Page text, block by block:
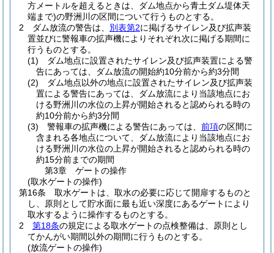
方メートルを超えるときは、ダム地点から青土ダム堤体天
端まで)の野洲川の区間について行うものとする。
2
ダム放流の警告は、 別表第2に掲げるサイレン及び拡声装
置並びに警報車の拡声機によりそれぞれ次に掲げる期間に
行うものとする。
(1)
ダム地点に設置されたサイレン及び拡声装置による警
告にあっては、ダム放流の開始約10分前から約3分間
(2)
ダム地点以外の地点に設置されたサイレン及び拡声装
置による警告にあっては、ダム放流により当該地点にお
ける野洲川の水位の上昇が開始されると認められる時の
約10分前から約3分間
(3)
警報車の拡声機による警告にあっては、 前項の区間に
含まれる各地点について、ダム放流により当該地点にお
ける野洲川の水位の上昇が開始されると認められる時の
約15分前までの期間
第3章
ゲートの操作
(取水ゲートの操作)
第16条
取水ゲートは、取水の必要に応じて開扉するものと
し、原則として貯水面に最も近い深度にあるゲートにより
取水するように操作するものとする。
2
第18条の規定による取水ゲートの点検整備は、原則とし
てかんがい期間以外の期間に行うものとする。
(放流ゲートの操作)